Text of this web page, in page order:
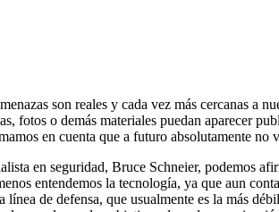
son reales y cada vez más cercanas
fotos o demás materiales puedan aparecer
en cuenta que a futuro absolutamente
en seguridad, Bruce Schneier, podemos
entendemos la tecnología, ya que aun
línea de defensa, que usualmente es la más